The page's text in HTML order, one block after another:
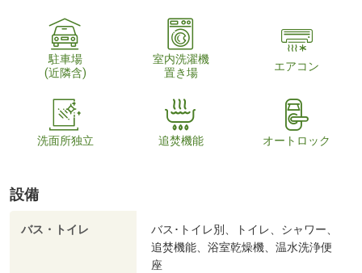
駐車場
(近隣含)
室内洗濯機
置き場
エアコン
洗面所独立 追焚機能 オートロック
設備
バス・トイレ
バス･トイレ別、トイレ、シャワー、
追焚機能、浴室乾燥機、温水洗浄便
座